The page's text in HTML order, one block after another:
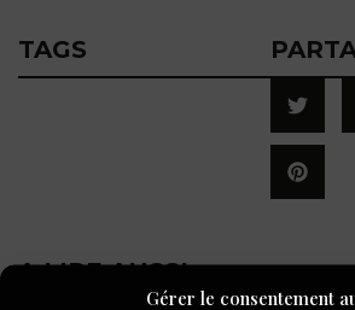
Gérer le consentement
TAGS
A LIRE AUSSI